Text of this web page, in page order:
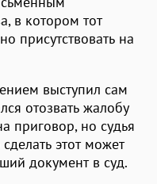
в котором тот
присутствовать на
выступил сам
отозвать жалобу
приговор, но судья
этот может
документ в суд.